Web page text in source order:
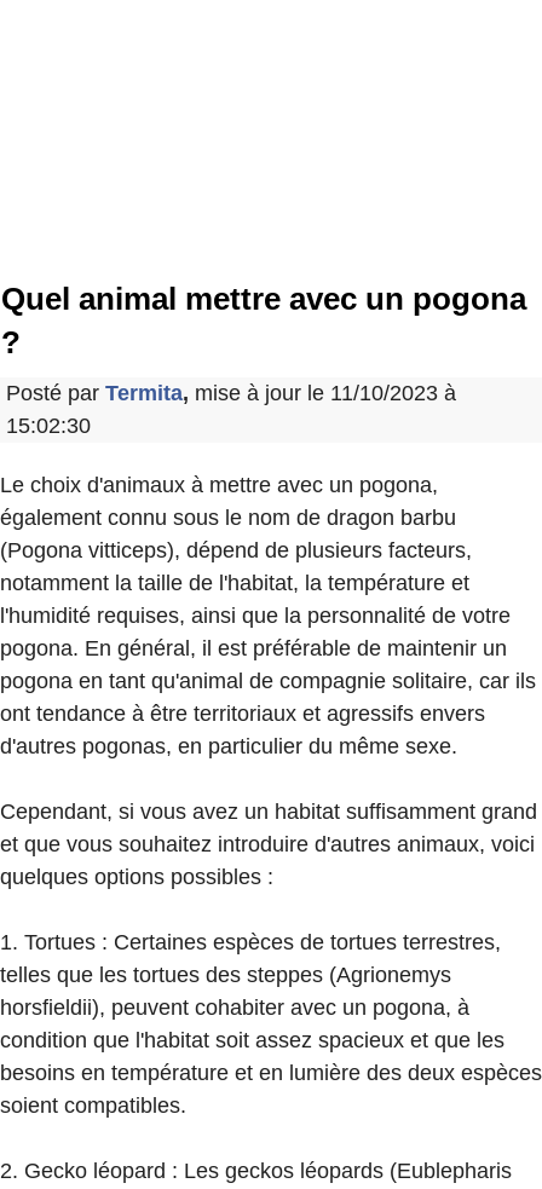
Quel animal mettre avec un pogona
?
Posté par Termita, mise à jour le 11/10/2023 à
15:02:30
Le choix d'animaux à mettre avec un pogona,
également connu sous le nom de dragon barbu
(Pogona vitticeps), dépend de plusieurs facteurs,
notamment la taille de l'habitat, la température et
l'humidité requises, ainsi que la personnalité de votre
pogona. En général, il est préférable de maintenir un
pogona en tant qu'animal de compagnie solitaire, car ils
ont tendance à être territoriaux et agressifs envers
d'autres pogonas, en particulier du même sexe.
Cependant, si vous avez un habitat suffisamment grand
et que vous souhaitez introduire d'autres animaux, voici
quelques options possibles :
1. Tortues : Certaines espèces de tortues terrestres,
telles que les tortues des steppes (Agrionemys
horsfieldii), peuvent cohabiter avec un pogona, à
condition que l'habitat soit assez spacieux et que les
besoins en température et en lumière des deux espèces
soient compatibles.
2. Gecko léopard : Les geckos léopards (Eublepharis